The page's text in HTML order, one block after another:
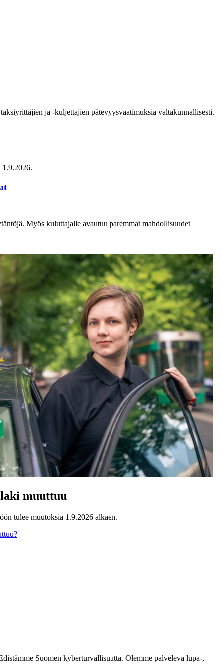
ja -kuljettajien pätevyysvaatimuksia valtakunnallisesti.
1.9.2026.
Myös kuluttajalle avautuu paremmat mahdollisuudet
laki muuttuu
tulee muutoksia 1.9.2026 alkaen.
Suomen kyberturvallisuutta. Olemme palveleva lupa-,